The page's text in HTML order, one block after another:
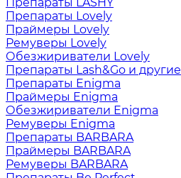
Препараты Lovely
Праймеры Lovely
Ремуверы Lovely
Обезжириватели Lovely
Препараты Lash&Go и другие
Препараты Enigma
Праймеры Enigma
Обезжириватели Enigma
Ремуверы Enigma
Препараты BARBARA
Праймеры BARBARA
Ремуверы BARBARA